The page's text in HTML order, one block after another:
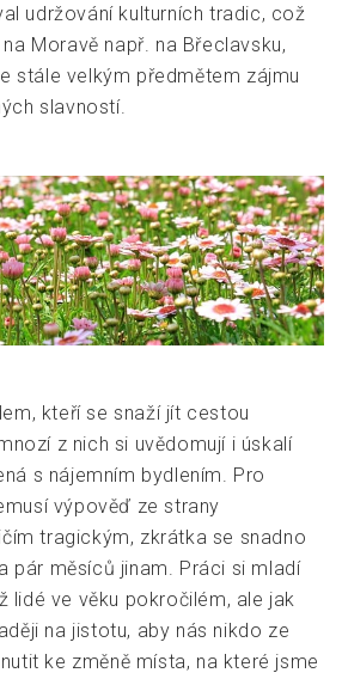
udržování kulturních tradic, což
Moravě např. na Břeclavsku,
stále velkým předmětem zájmu
slavností.
kteří se snaží jít cestou
z nich si uvědomují i úskalí
s nájemním bydlením. Pro
výpověď ze strany
tragickým, zkrátka se snadno
pár měsíců jinam. Práci si mladí
lidé ve věku pokročilém, ale jak
na jistotu, aby nás nikdo ze
ke změně místa, na které jsme